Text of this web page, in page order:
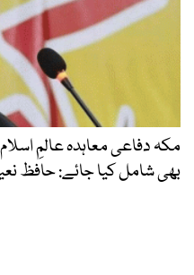
مکہ دفاعی معاہدہ عالمِ
بھی شامل کیا جائے: حافظ